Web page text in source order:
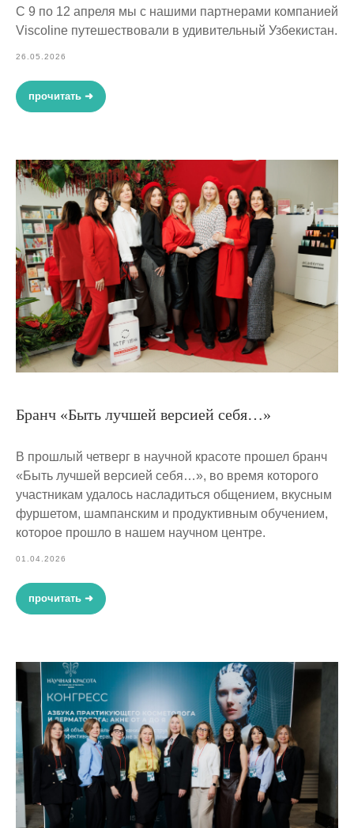
С 9 по 12 апреля мы с нашими партнерами компанией
Viscoline путешествовали в удивительный Узбекистан.
26.05.2026
прочитать ➜
Бранч «Быть лучшей версией себя…»
В прошлый четверг в научной красоте прошел бранч
«Быть лучшей версией себя…», во время которого
участникам удалось насладиться общением, вкусным
фуршетом, шампанским и продуктивным обучением,
которое прошло в нашем научном центре.
01.04.2026
прочитать ➜